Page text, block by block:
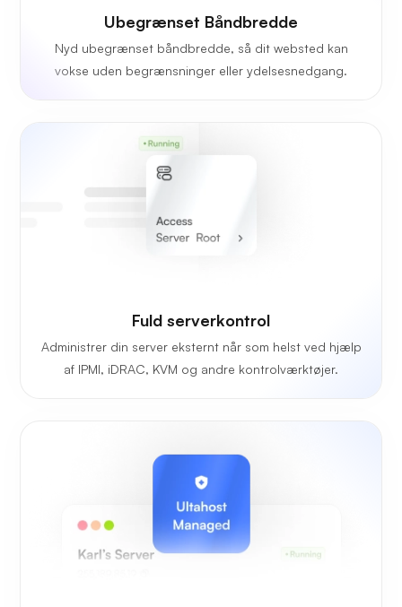
Ubegrænset Båndbredde
Nyd ubegrænset båndbredde, så dit websted kan
vokse uden begrænsninger eller ydelsesnedgang.
Fuld serverkontrol
Administrer din server eksternt når som helst ved hjælp
af IPMI, iDRAC, KVM og andre kontrolværktøjer.